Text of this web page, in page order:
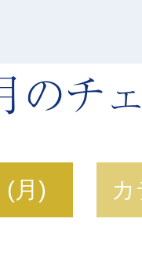
のチ
(月)